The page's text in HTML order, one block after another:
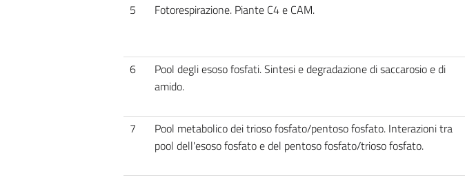
5
Fotorespirazione. Piante C4 e CAM.
6
Pool degli esoso fosfati. Sintesi e degradazione di saccarosio e di
amido.
7
Pool metabolico dei trioso fosfato/pentoso fosfato. Interazioni tra
pool dell'esoso fosfato e del pentoso fosfato/trioso fosfato.